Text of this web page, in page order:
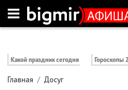
Какой праздник сегодня Гороскопы
Главная Досуг